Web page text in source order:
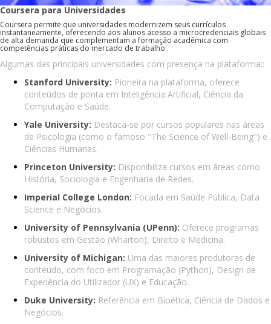
Coursera para Universidades
Coursera permite que universidades modernizem seus currículos
instantaneamente, oferecendo aos alunos acesso a microcredenciais globais
de alta demanda que complementam a formação acadêmica com
competências práticas do mercado de trabalho
Algumas das principais universidades com presença na plataforma::
Stanford University: Pioneira na plataforma, oferece
conteúdos de ponta em Inteligência Artificial, Ciência da
Computação e Saúde.
Yale University: Destaca-se por cursos populares nas áreas
de Psicologia (como o famoso "The Science of Well-Being") e
Ciências Humanas.
Princeton University: Disponibiliza cursos em áreas como
História, Sociologia e Engenharia de Redes.
Imperial College London: Focada em Saúde Pública, Data
Science e Negócios.
University of Pennsylvania (UPenn): Oferece programas
robustos em Gestão (Wharton), Direito e Medicina.
University of Michigan: Uma das maiores produtoras de
conteúdo, com foco em Programação (Python), Design de
Experiência do Utilizador (UX) e Educação.
Duke University: Referência em Bioética, Ciência de Dados e
Negócios.